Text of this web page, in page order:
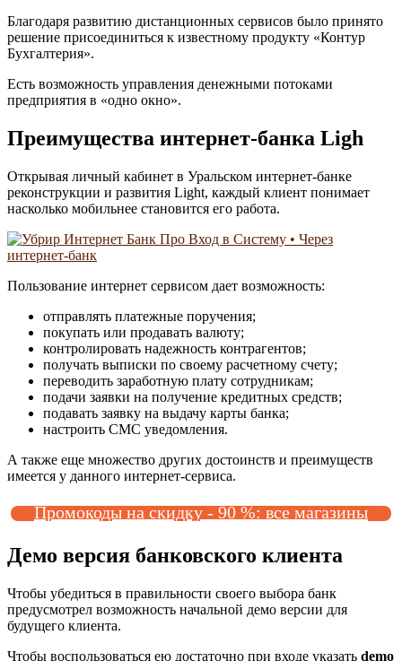
Благодаря развитию дистанционных сервисов было принято
решение присоединиться к известному продукту «Контур
Бухгалтерия».
Есть возможность управления денежными потоками
предприятия в «одно окно».
Преимущества интернет-банка Ligh
Открывая личный кабинет в Уральском интернет-банке
реконструкции и развития Light, каждый клиент понимает
насколько мобильнее становится его работа.
Пользование интернет сервисом дает возможность:
отправлять платежные поручения;
покупать или продавать валюту;
контролировать надежность контрагентов;
получать выписки по своему расчетному счету;
переводить заработную плату сотрудникам;
подачи заявки на получение кредитных средств;
подавать заявку на выдачу карты банка;
настроить СМС уведомления.
А также еще множество других достоинств и преимуществ
имеется у данного интернет-сервиса.
Промокоды на скидку - 90 %: все магазины
Демо версия банковского клиента
Чтобы убедиться в правильности своего выбора банк
предусмотрел возможность начальной демо версии для
будущего клиента.
Чтобы воспользоваться ею достаточно при входе указать demo